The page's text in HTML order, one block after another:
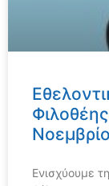
Ενισχύουμε